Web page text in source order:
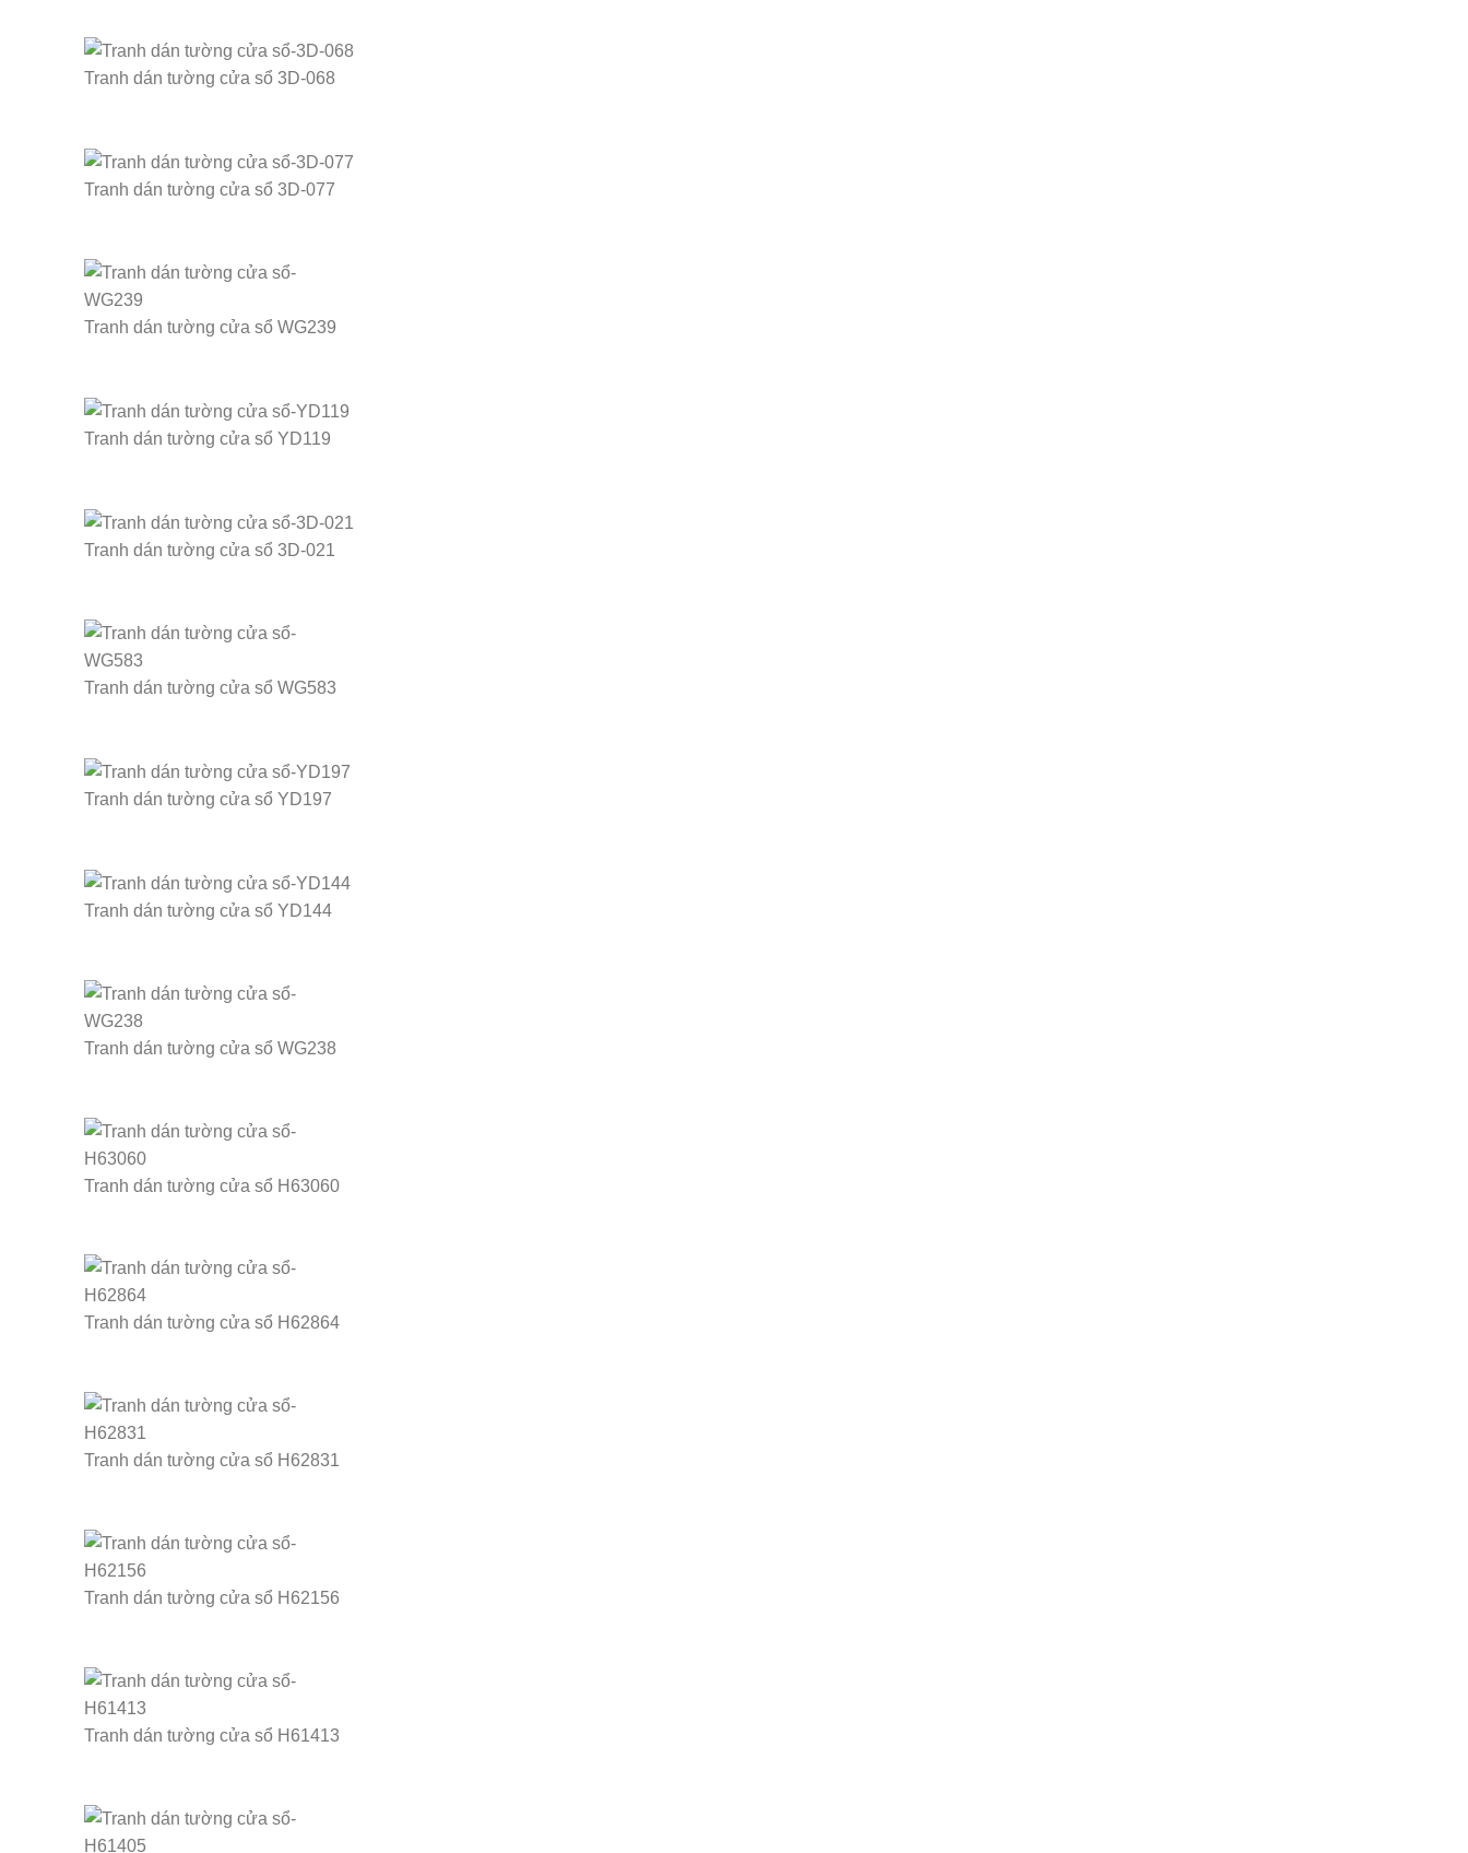
Tranh dán tường cửa sổ 3D-068
Tranh dán tường cửa sổ 3D-077
Tranh dán tường cửa sổ WG239
Tranh dán tường cửa sổ YD119
Tranh dán tường cửa sổ 3D-021
Tranh dán tường cửa sổ WG583
Tranh dán tường cửa sổ YD197
Tranh dán tường cửa sổ YD144
Tranh dán tường cửa sổ WG238
Tranh dán tường cửa sổ H63060
Tranh dán tường cửa sổ H62864
Tranh dán tường cửa sổ H62831
Tranh dán tường cửa sổ H62156
Tranh dán tường cửa sổ H61413